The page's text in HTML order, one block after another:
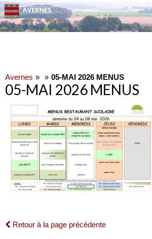
Avernes 05-MAI 2026 MENUS
05-MAI 2026 MENUS
Retour à la page précédente